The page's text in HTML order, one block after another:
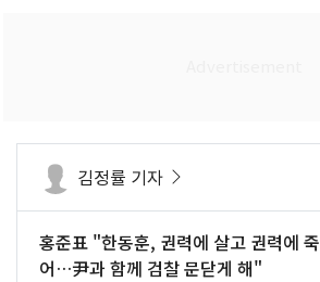
김정률 기자
홍준표 "한동훈, 권력에 살고 권력에 죽
어…尹과 함께 검찰 문닫게 해"